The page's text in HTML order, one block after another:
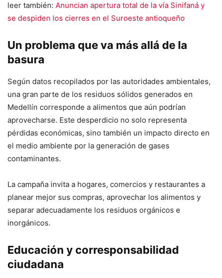
leer también: Anuncian apertura total de la vía Sinifaná y
se despiden los cierres en el Suroeste antioqueño
Un problema que va más allá de la
basura
Según datos recopilados por las autoridades ambientales,
una gran parte de los residuos sólidos generados en
Medellín corresponde a alimentos que aún podrían
aprovecharse. Este desperdicio no solo representa
pérdidas económicas, sino también un impacto directo en
el medio ambiente por la generación de gases
contaminantes.
La campaña invita a hogares, comercios y restaurantes a
planear mejor sus compras, aprovechar los alimentos y
separar adecuadamente los residuos orgánicos e
inorgánicos.
Educación y corresponsabilidad
ciudadana